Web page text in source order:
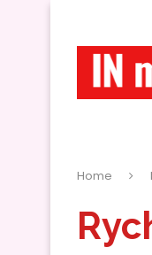
Home